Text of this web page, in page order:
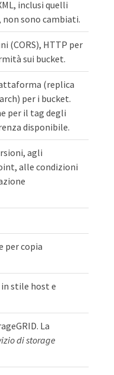
inclusi quelli
sono cambiati.
(CORS), HTTP per
sui bucket.
(replica
per i bucket.
per il tag degli
disponibile.
agli
alle condizioni
per copia
stile host e
La
di storage